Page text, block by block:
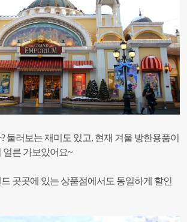
둘러보는 재미도 있고, 현재 겨울 방한용품이
얼른 가보았어요~
곳곳에 있는 상품점에서도 동일하게 할인